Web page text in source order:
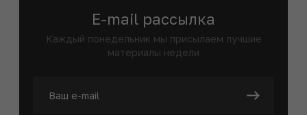
E-mail рассылка
Каждый понедельник мы присылаем лучшие
материалы недели